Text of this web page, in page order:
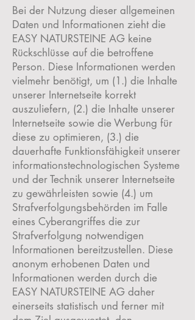
Bei der Nutzung dieser allgemeinen
Daten und Informationen zieht die
EASY NATURSTEINE AG keine
Rückschlüsse auf die betroffene
Person. Diese Informationen werden
vielmehr benötigt, um (1.) die Inhalte
unserer Internetseite korrekt
auszuliefern, (2.) die Inhalte unserer
Internetseite sowie die Werbung für
diese zu optimieren, (3.) die
dauerhafte Funktionsfähigkeit unserer
informationstechnologischen Systeme
und der Technik unserer Internetseite
zu gewährleisten sowie (4.) um
Strafverfolgungsbehörden im Falle
eines Cyberangriffes die zur
Strafverfolgung notwendigen
Informationen bereitzustellen. Diese
anonym erhobenen Daten und
Informationen werden durch die
EASY NATURSTEINE AG daher
einerseits statistisch und ferner mit